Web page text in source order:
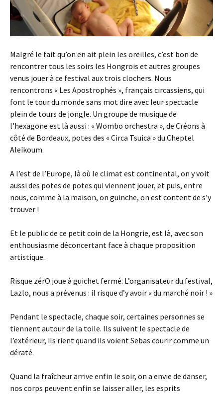
Malgré le fait qu’on en ait plein les oreilles, c’est bon de
rencontrer tous les soirs les Hongrois et autres groupes
venus jouer à ce festival aux trois clochers. Nous
rencontrons « Les Apostrophés », français circassiens, qui
font le tour du monde sans mot dire avec leur spectacle
plein de tours de jongle. Un groupe de musique de
l’hexagone est là aussi : « Wombo orchestra », de Créons à
côté de Bordeaux, potes des « Circa Tsuica » du Cheptel
Aleïkoum.
A l’est de l’Europe, là où le climat est continental, on y voit
aussi des potes de potes qui viennent jouer, et puis, entre
nous, comme à la maison, on guinche, on est content de s’y
trouver !
Et le public de ce petit coin de la Hongrie, est là, avec son
enthousiasme déconcertant face à chaque proposition
artistique.
Risque zérO joue à guichet fermé. L’organisateur du festival,
Lazlo, nous a prévenus : il risque d’y avoir « du marché noir ! »
Pendant le spectacle, chaque soir, certaines personnes se
tiennent autour de la toile. Ils suivent le spectacle de
l’extérieur, ils rient quand ils voient Sebas courir comme un
dératé.
Quand la fraîcheur arrive enfin le soir, on a envie de danser,
nos corps peuvent enfin se laisser aller, les esprits